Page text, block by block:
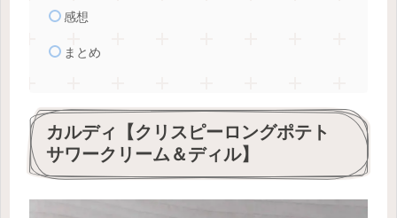
感想
まとめ
カルディ【クリスピーロングポテト
サワークリーム＆ディル】